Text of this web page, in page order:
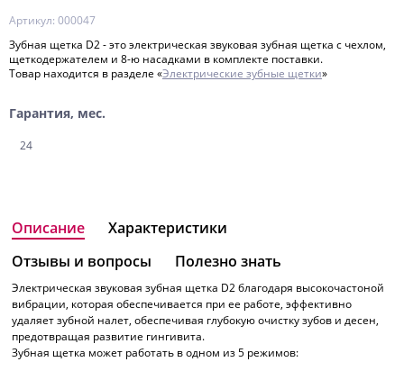
Артикул: 000047
Зубная щетка D2 - это электрическая звуковая зубная щетка с чехлом,
щеткодержателем и 8-ю насадками в комплекте поставки.
Товар находится в разделе «Электрические зубные щетки»
Гарантия, мес.
24
Описание
Характеристики
Отзывы и вопросы
Полезно знать
Электрическая звуковая зубная щетка D2 благодаря высокочастоной
вибрации, которая обеспечивается при ее работе, эффективно
удаляет зубной налет, обеспечивая глубокую очистку зубов и десен,
предотвращая развитие гингивита.
Зубная щетка может работать в одном из 5 режимов: